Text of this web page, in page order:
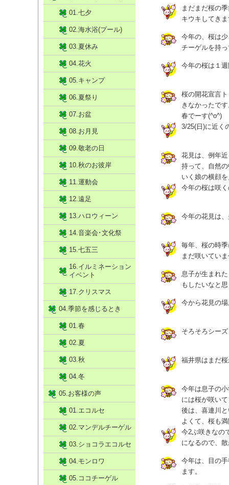
まだまだ桜の
キウキしてき
今年の、桜は
チーゲルを持
今年の桜は１
桜の開花宣言
きなかったで
春でーす(^o^)
3/25(日)に近く
花見は、例年
持って、自然
いく娘の横顔
今年の桜は咲
今年の花見は
毎年、桜の時
まだ咲いてい
息子が生まれ
もしたいなと
今から花見の
そろそろシー
福井県はまだ
今年は息子の
には桜が咲い
後は、喜連川
よくて、桜も
今2ぶ咲きなの
になるので、
今年は、目の
ます。
01.七夕
02.海水浴(プール)
03.夏休み
04.花火
05.キャンプ
06.夏祭り
07.お盆
08.お月見
09.敬老の日
10.秋のお彼岸
11.運動会
12.遠足
13.ハロウィーン
14.音楽会･文化祭
15.七五三
16.イルミネーション
イベント
17.クリスマス
04.季節を感じるとき
01.春
02.夏
03.秋
04.冬
05.お客様の声
01.エコルセ
02.マンデルチーゲル
03.ショコラエコルセ
04.モンロワ
05.ココチーゲル